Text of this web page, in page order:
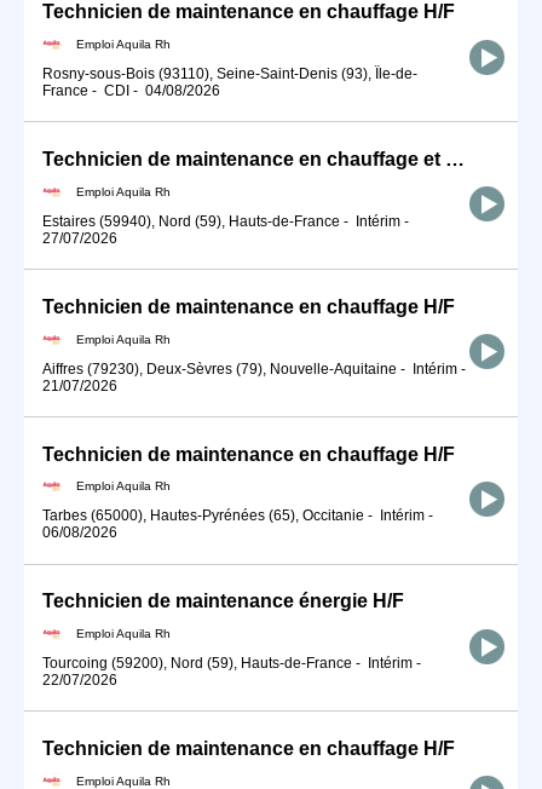
Technicien de maintenance en chauffage H/F
Emploi Aquila Rh
Rosny-sous-Bois (93110), Seine-Saint-Denis (93), Île-de-
France - CDI - 04/08/2026
Technicien de maintenance en chauffage et climatisation H/F
Emploi Aquila Rh
Estaires (59940), Nord (59), Hauts-de-France - Intérim -
27/07/2026
Technicien de maintenance en chauffage H/F
Emploi Aquila Rh
Aiffres (79230), Deux-Sèvres (79), Nouvelle-Aquitaine - Intérim -
21/07/2026
Technicien de maintenance en chauffage H/F
Emploi Aquila Rh
Tarbes (65000), Hautes-Pyrénées (65), Occitanie - Intérim -
06/08/2026
Technicien de maintenance énergie H/F
Emploi Aquila Rh
Tourcoing (59200), Nord (59), Hauts-de-France - Intérim -
22/07/2026
Technicien de maintenance en chauffage H/F
Emploi Aquila Rh